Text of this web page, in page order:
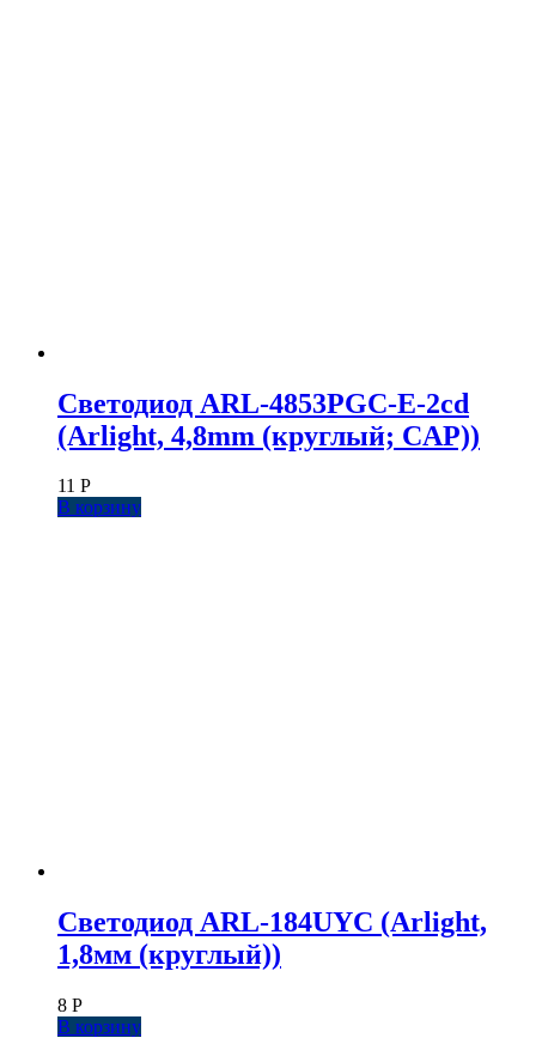
Светодиод ARL-4853PGC-E-2cd
(Arlight, 4,8mm (круглый; CAP))
11 Р
В корзину
Светодиод ARL-184UYC (Arlight,
1,8мм (круглый))
8 Р
В корзину